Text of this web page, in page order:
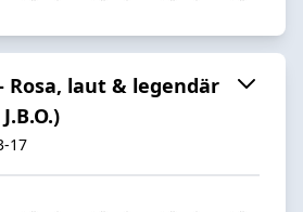
Rosa, laut & legendär
17